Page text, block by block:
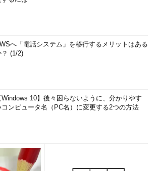
へ「電話システム」を移行するメリットはある
？ (1/2)
Windows 10】後々困らないように、分かりやす
コンピュータ名（PC名）に変更する2つの方法